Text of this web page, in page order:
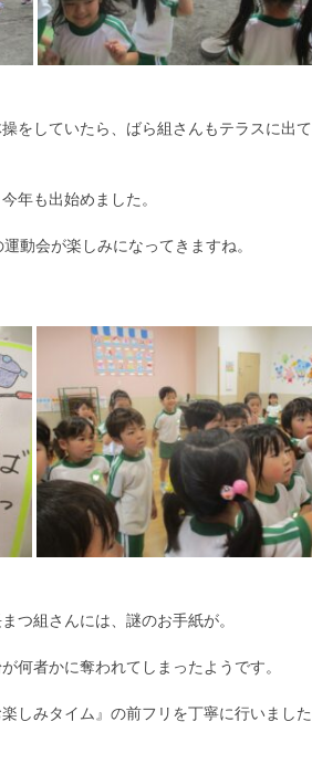
をしていたら、ばら組さんもテラスに出
年も出始めました。
動会が楽しみになってきますね。
つ組さんには、謎のお手紙が。
何者かに奪われてしまったようです。
しみタイム』の前フリを丁寧に行いました